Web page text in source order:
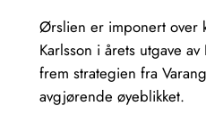
Ørslien er imponert over
Karlsson i årets utgave
frem strategien fra
avgjørende øyeblikket.